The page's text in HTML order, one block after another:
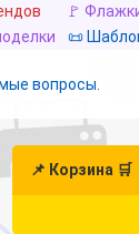
🚩
📜
вопросы.
📌 Корзина 🛒